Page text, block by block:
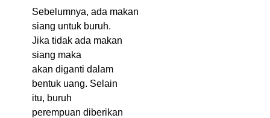
Sebelumnya, ada makan
siang untuk buruh.
Jika tidak ada makan
siang maka
akan diganti dalam
bentuk uang. Selain
itu, buruh
perempuan diberikan